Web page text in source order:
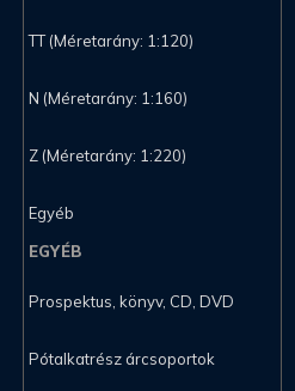
TT (Méretarány: 1:120)
N (Méretarány: 1:160)
Z (Méretarány: 1:220)
Egyéb
EGYÉB
Prospektus, könyv, CD, DVD
Pótalkatrész árcsoportok